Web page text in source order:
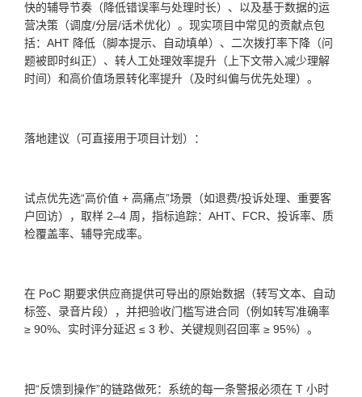
快的辅导节奏（降低错误率与处理时长）、以及基于数据的运
营决策（调度/分层/话术优化）。现实项目中常见的贡献点包
括：AHT 降低（脚本提示、自动填单）、二次拨打率下降（问
题被即时纠正）、转人工处理效率提升（上下文带入减少理解
时间）和高价值场景转化率提升（及时纠偏与优先处理）。
落地建议（可直接用于项目计划）：
试点优先选“高价值 + 高痛点”场景（如退费/投诉处理、重要客
户回访），取样 2–4 周，指标追踪：AHT、FCR、投诉率、质
检覆盖率、辅导完成率。
在 PoC 期要求供应商提供可导出的原始数据（转写文本、自动
标签、录音片段），并把验收门槛写进合同（例如转写准确率
≥ 90%、实时评分延迟 ≤ 3 秒、关键规则召回率 ≥ 95%）。
把“反馈到操作”的链路做死：系统的每一条警报必须在 T 小时